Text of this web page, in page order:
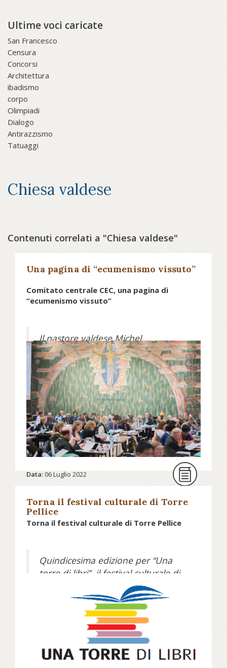
Ultime voci caricate
San Francesco
Censura
Concorsi
Architettura
ibadismo
corpo
Olimpiadi
Dialogo
Antirazzismo
Tatuaggi
Chiesa valdese
Contenuti correlati a "Chiesa valdese"
Una pagina di “ecumenismo vissuto”
Comitato centrale CEC, una pagina di
“ecumenismo vissuto”
Il pastore valdese Michel
Charbonnier è stato l'unico
partecipante italiano alla riunione
che si è svolta a Ginevra a metà
giugno. Ci racconta com'è andata e
quali sono stati i punti salienti
dell'incontro, in vista della XXI
Assemblea del Consiglio ecumenico
mondiale, in programma a fine
agosto in Germania
Data:06 Luglio 2022
Torna il festival culturale di Torre
Pellice
Torna il festival culturale di Torre Pellice
Quindicesima edizione per “Una
torre di libri”, il festival culturale di
Torre Pellice (To) in programma dal
16 al 24 luglio 2022. Quest’anno la
manifestazione torna al suo format
“classico”: otto giorni e due
weekend di incontri con autori e
autrici. Al centro, spiegano i
promotori, “il libro e la lettura, e la